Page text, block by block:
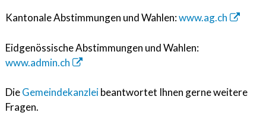
Kantonale Abstimmungen und Wahlen:www.ag.ch
Eidgenössische Abstimmungen und Wahlen:
www.admin.ch
DieGemeindekanzleibeantwortet Ihnen gerne weitere
Fragen.